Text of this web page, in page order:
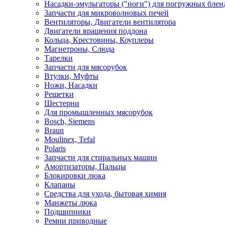
Насадки-эмульгаторы ("ноги") для погружных
Запчасти для микроволновых печей
Вентиляторы, Двигатели вентилятора
Двигатели вращения поддона
Кольца, Крестовины, Коуплеры
Магнетроны, Слюда
Тарелки
Запчасти для мясорубок
Втулки, Муфты
Ножи, Насадки
Решетки
Шестерни
Для промышленных мясорубок
Bosch, Siemens
Braun
Moulinex, Tefal
Polaris
Запчасти для стиральных машин
Амортизаторы, Пальцы
Блокировки люка
Клапаны
Средства для ухода, бытовая химия
Манжеты люка
Подшипники
Ремни приводные